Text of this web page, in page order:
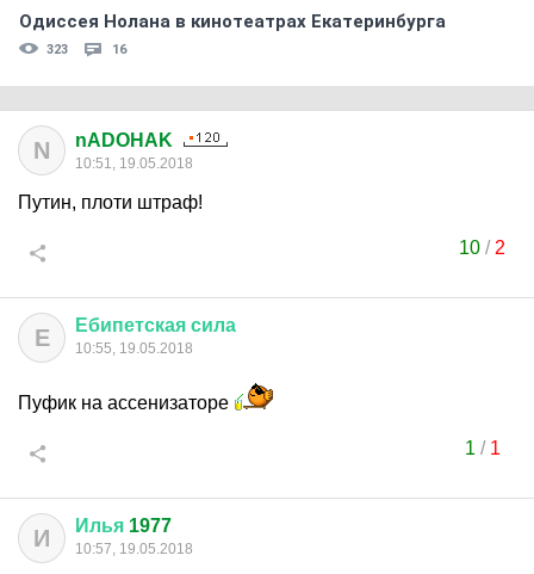
Одиссея Нолана в кинотеатрах Екатеринбурга
323 16
N nADOHAK
10:51, 19.05.2018
Путин, плоти штраф!
10 / 2
Е Ебипетская сила
10:55, 19.05.2018
Пуфик на ассенизаторе
1 / 1
И Илья 1977
10:57, 19.05.2018